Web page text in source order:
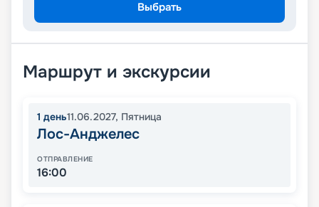
Выбрать
Маршрут и экскурсии
1 день11.06.2027, Пятница
Лос-Анджелес
ОТПРАВЛЕНИЕ
16:00